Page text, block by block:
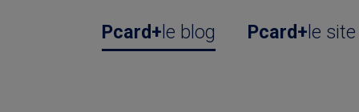
Pcard+ le blog Pcard+ le site